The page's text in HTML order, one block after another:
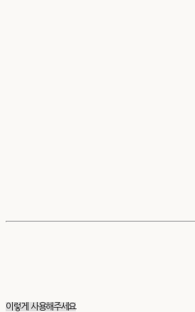
이렇게 사용해주세요